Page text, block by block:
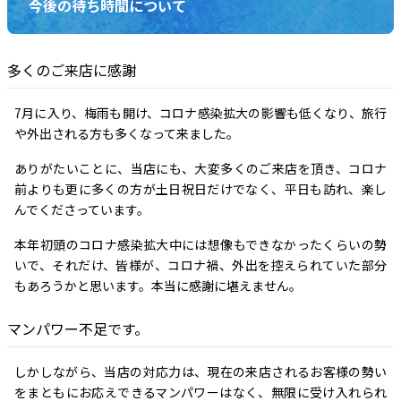
今後の待ち時間について
多くのご来店に感謝
7月に入り、梅雨も開け、コロナ感染拡大の影響も低くなり、旅行
や外出される方も多くなって来ました。
ありがたいことに、当店にも、大変多くのご来店を頂き、コロナ
前よりも更に多くの方が土日祝日だけでなく、平日も訪れ、楽し
んでくださっています。
本年初頭のコロナ感染拡大中には想像もできなかったくらいの勢
いで、それだけ、皆様が、コロナ禍、外出を控えられていた部分
もあろうかと思います。本当に感謝に堪えません。
マンパワー不足です。
しかしながら、当店の対応力は、現在の来店されるお客様の勢い
をまともにお応えできるマンパワーはなく、無限に受け入れられ